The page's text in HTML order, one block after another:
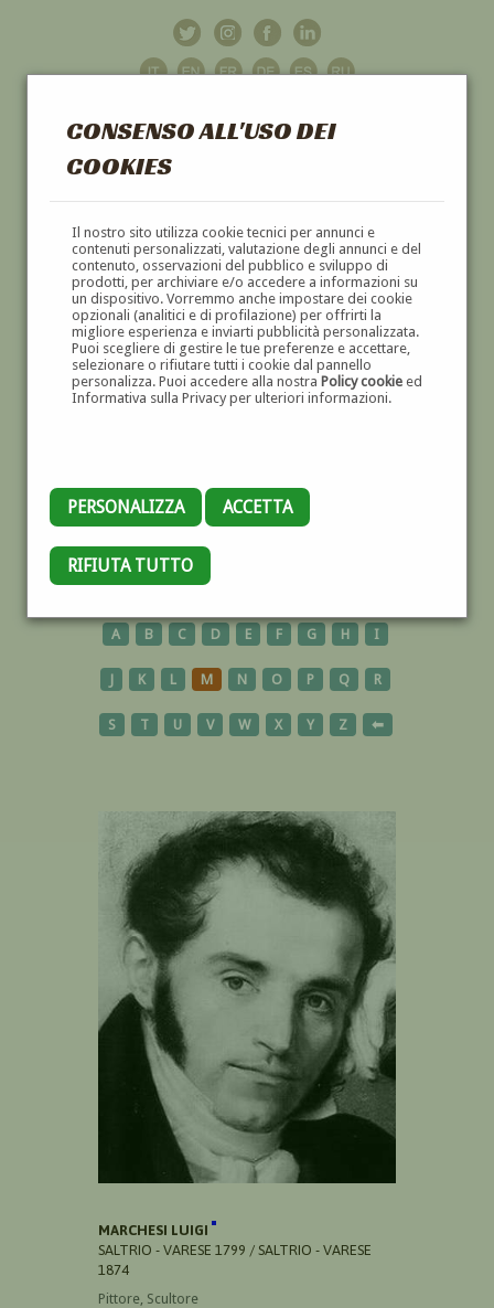
CONSENSO ALL'USO DEI
COOKIES
Il nostro sito utilizza cookie tecnici per annunci e
contenuti personalizzati, valutazione degli annunci e del
contenuto, osservazioni del pubblico e sviluppo di
prodotti, per archiviare e/o accedere a informazioni su
un dispositivo. Vorremmo anche impostare dei cookie
opzionali (analitici e di profilazione) per offrirti la
migliore esperienza e inviarti pubblicità personalizzata.
Puoi scegliere di gestire le tue preferenze e accettare,
selezionare o rifiutare tutti i cookie dal pannello
personalizza. Puoi accedere alla nostra Policy cookieed
Informativa sulla Privacy per ulteriori informazioni.
PERSONALIZZA ACCETTA
RIFIUTA TUTTO
GALLERIAD'ARTE
DIPINTI E SCULTURE '800 E '900
AUTORI
A B C D E F G H I
J K L M N O P Q R
S T U V W X Y Z ⬅
MARCHESI LUIGI
SALTRIO - VARESE 1799 / SALTRIO - VARESE
1874
Pittore, Scultore